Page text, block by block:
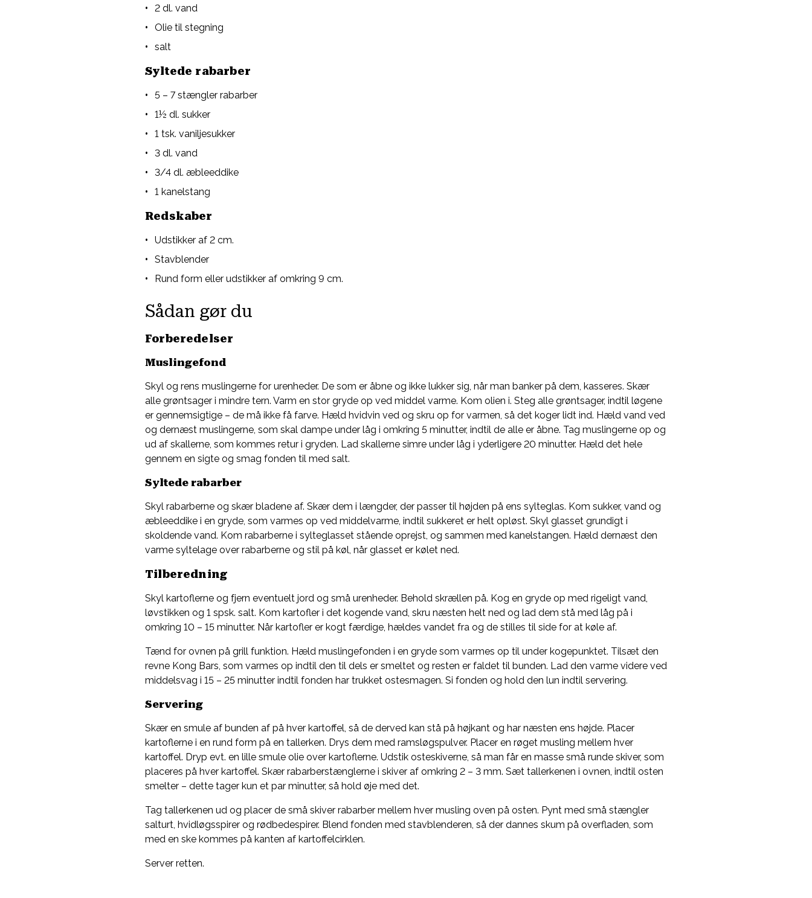
2 dl. vand
Olie til stegning
salt
Syltede rabarber
5 – 7 stængler rabarber
1½ dl. sukker
1 tsk. vaniljesukker
3 dl. vand
3/4 dl. æbleeddike
1 kanelstang
Redskaber
Udstikker af 2 cm.
Stavblender
Rund form eller udstikker af omkring 9 cm.
Sådan gør du
Forberedelser
Muslingefond
Skyl og rens muslingerne for urenheder. De som er åbne og ikke lukker sig, når man banker på dem, kasseres. Skær
alle grøntsager i mindre tern. Varm en stor gryde op ved middel varme. Kom olien i. Steg alle grøntsager, indtil løgene
er gennemsigtige – de må ikke få farve. Hæld hvidvin ved og skru op for varmen, så det koger lidt ind. Hæld vand ved
og dernæst muslingerne, som skal dampe under låg i omkring 5 minutter, indtil de alle er åbne. Tag muslingerne op og
ud af skallerne, som kommes retur i gryden. Lad skallerne simre under låg i yderligere 20 minutter. Hæld det hele
gennem en sigte og smag fonden til med salt.
Syltede rabarber
Skyl rabarberne og skær bladene af. Skær dem i længder, der passer til højden på ens sylteglas. Kom sukker, vand og
æbleeddike i en gryde, som varmes op ved middelvarme, indtil sukkeret er helt opløst. Skyl glasset grundigt i
skoldende vand. Kom rabarberne i sylteglasset stående oprejst, og sammen med kanelstangen. Hæld dernæst den
varme syltelage over rabarberne og stil på køl, når glasset er kølet ned.
Tilberedning
Skyl kartoflerne og fjern eventuelt jord og små urenheder. Behold skrællen på. Kog en gryde op med rigeligt vand,
løvstikken og 1 spsk. salt. Kom kartofler i det kogende vand, skru næsten helt ned og lad dem stå med låg på i
omkring 10 – 15 minutter. Når kartofler er kogt færdige, hældes vandet fra og de stilles til side for at køle af.
Tænd for ovnen på grill funktion. Hæld muslingefonden i en gryde som varmes op til under kogepunktet. Tilsæt den
revne Kong Bars, som varmes op indtil den til dels er smeltet og resten er faldet til bunden. Lad den varme videre ved
middelsvag i 15 – 25 minutter indtil fonden har trukket ostesmagen. Si fonden og hold den lun indtil servering.
Servering
Skær en smule af bunden af på hver kartoffel, så de derved kan stå på højkant og har næsten ens højde. Placer
kartoflerne i en rund form på en tallerken. Drys dem med ramsløgspulver. Placer en røget musling mellem hver
kartoffel. Dryp evt. en lille smule olie over kartoflerne. Udstik osteskiverne, så man får en masse små runde skiver, som
placeres på hver kartoffel. Skær rabarberstænglerne i skiver af omkring 2 – 3 mm. Sæt tallerkenen i ovnen, indtil osten
smelter – dette tager kun et par minutter, så hold øje med det.
Tag tallerkenen ud og placer de små skiver rabarber mellem hver musling oven på osten. Pynt med små stængler
salturt, hvidløgsspirer og rødbedespirer. Blend fonden med stavblenderen, så der dannes skum på overfladen, som
med en ske kommes på kanten af kartoffelcirklen.
Server retten.